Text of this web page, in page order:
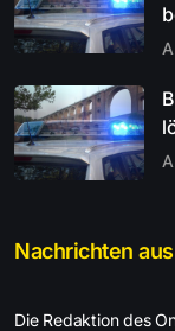
Nachrichten
Die Redaktion des